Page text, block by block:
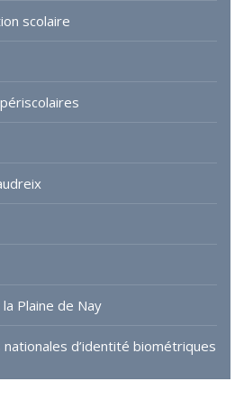
scolaire
Plaine de Nay
d’identité biométriques